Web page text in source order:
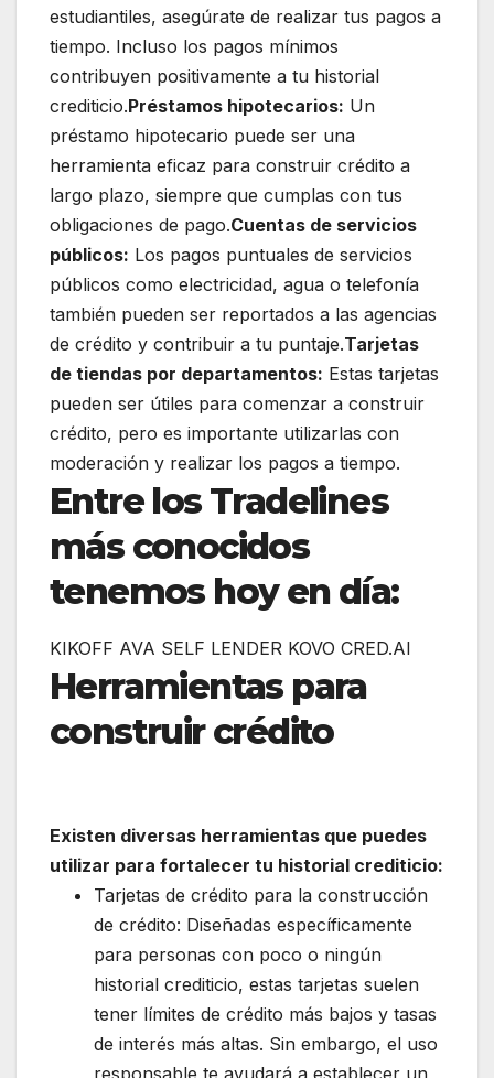
estudiantiles, asegúrate de realizar tus pagos a
tiempo. Incluso los pagos mínimos
contribuyen positivamente a tu historial
crediticio.Préstamos hipotecarios: Un
préstamo hipotecario puede ser una
herramienta eficaz para construir crédito a
largo plazo, siempre que cumplas con tus
obligaciones de pago.Cuentas de servicios
públicos: Los pagos puntuales de servicios
públicos como electricidad, agua o telefonía
también pueden ser reportados a las agencias
de crédito y contribuir a tu puntaje.Tarjetas
de tiendas por departamentos: Estas tarjetas
pueden ser útiles para comenzar a construir
crédito, pero es importante utilizarlas con
moderación y realizar los pagos a tiempo.
Entre los Tradelines
más conocidos
tenemos hoy en día:
KIKOFF AVA SELF LENDER KOVO CRED.AI
Herramientas para
construir crédito
Existen diversas herramientas que puedes
utilizar para fortalecer tu historial crediticio:
Tarjetas de crédito para la construcción
de crédito: Diseñadas específicamente
para personas con poco o ningún
historial crediticio, estas tarjetas suelen
tener límites de crédito más bajos y tasas
de interés más altas. Sin embargo, el uso
responsable te ayudará a establecer un